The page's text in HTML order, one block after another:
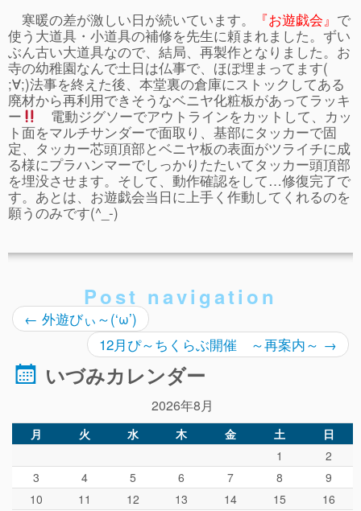
入会してから
園生活ブログ(2歳児クラス)
体験入園＆園見学
ぴ～ち通信
求人情報（園見学/自主実習も対応）
寒暖の差が激しい日が続いています。 『お遊戯会』 で
使う大道具・小道具の補修を先生に頼まれました。ずい
ぶん古い大道具なので、結局、再製作となりました。お
寺の幼稚園なんで土日は仏事で、ほぼ埋まってます(
;∀;)法事を終えた後、本堂裏の倉庫にストックしてある
廃材から再利用できそうなベニヤ化粧板があってラッキ
ー
電動ジグソーでアウトラインをカットして、カッ
ト面をマルチサンダーで面取り、基部にタッカーで固
定、タッカー芯頭頂部とベニヤ板の表面がツライチに成
る様にプラハンマーでしっかりたたいてタッカー頭頂部
を埋没させます。そして、動作確認をして…修復完了で
す。あとは、お遊戯会当日に上手く作動してくれるのを
願うのみです(^_-)
Post navigation
← 外遊びぃ～(‘ω’)
12月ぴ～ちくらぶ開催 ～再案内～ →
いづみカレンダー
2026年8月
月 火 水 木 金 土 日
1
2
3
4 5 6 7 8
9
10
11 12 13 14 15
16